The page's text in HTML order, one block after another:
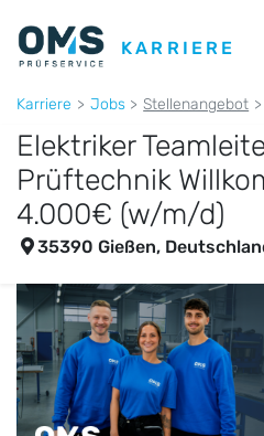
KARRIERE
Karriere Jobs Stellenangebot
Elektriker
Prüftechnik
4.000€ (w/m/d)
35390 Gießen,